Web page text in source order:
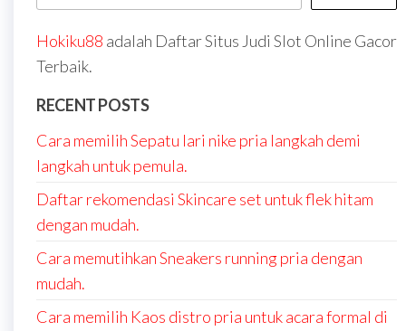
Hokiku88 adalah Daftar Situs Judi Slot Online Gacor
Terbaik.
RECENT POSTS
Cara memilih Sepatu lari nike pria langkah demi
langkah untuk pemula.
Daftar rekomendasi Skincare set untuk flek hitam
dengan mudah.
Cara memutihkan Sneakers running pria dengan
mudah.
Cara memilih Kaos distro pria untuk acara formal di